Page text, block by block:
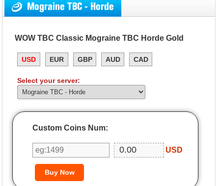
Mograine TBC - Horde
WOW TBC Classic Mograine TBC Horde Gold
USD EUR GBP AUD CAD
Select your server:
Custom Coins Num:
USD